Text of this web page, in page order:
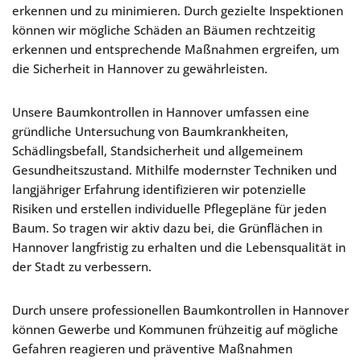
erkennen und zu minimieren. Durch gezielte Inspektionen
können wir mögliche Schäden an Bäumen rechtzeitig
erkennen und entsprechende Maßnahmen ergreifen, um
die Sicherheit in Hannover zu gewährleisten.
Unsere Baumkontrollen in Hannover umfassen eine
gründliche Untersuchung von Baumkrankheiten,
Schädlingsbefall, Standsicherheit und allgemeinem
Gesundheitszustand. Mithilfe modernster Techniken und
langjähriger Erfahrung identifizieren wir potenzielle
Risiken und erstellen individuelle Pflegepläne für jeden
Baum. So tragen wir aktiv dazu bei, die Grünflächen in
Hannover langfristig zu erhalten und die Lebensqualität in
der Stadt zu verbessern.
Durch unsere professionellen Baumkontrollen in Hannover
können Gewerbe und Kommunen frühzeitig auf mögliche
Gefahren reagieren und präventive Maßnahmen